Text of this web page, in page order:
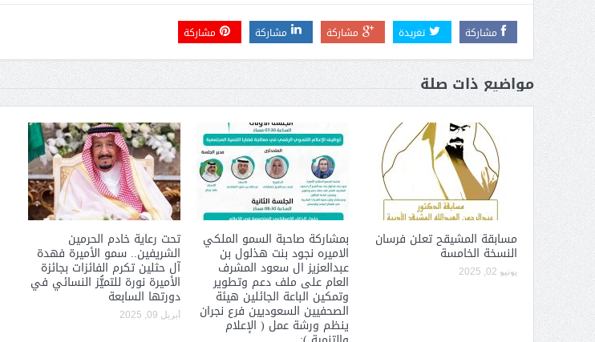
مشاركة تغريدة مشاركة مشاركة مشاركة
مواضيع ذات صلة
مسابقة المشيقح تعلن فرسان
النسخة الخامسة
يونيو 02, 2025
بمشاركة صاحبة السمو الملكي
الاميره نجود بنت هذلول بن
عبدالعزيز ال سعود المشرف
العام على ملف دعم وتطوير
وتمكين الباعة الجائلين هيئة
الصحفيين السعوديين فرع نجران
ينظم ورشة عمل ( الإعلام
تحت رعاية خادم الحرمين
الشريفين.. سمو الأميرة فهدة
آل حثلين تكرم الفائزات بجائزة
الأميرة نورة للتميُّز النسائي في
دورتها السابعة
أبريل 09, 2025
الباعة الجائلين هيئة الصحفيين
السعوديين فرع نجران ينظم ورشة
عمل ( الإعلام والتنمية ):